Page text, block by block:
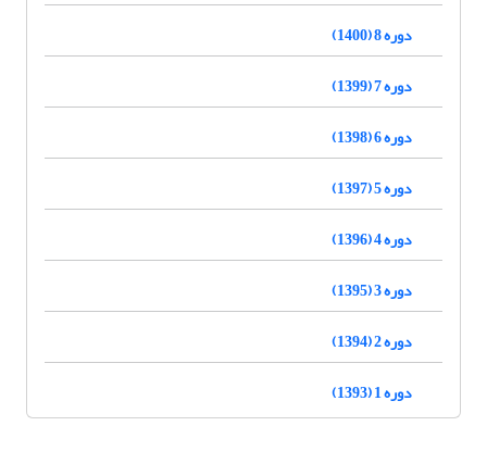
دوره 8 (1400)
دوره 7 (1399)
دوره 6 (1398)
دوره 5 (1397)
دوره 4 (1396)
دوره 3 (1395)
دوره 2 (1394)
دوره 1 (1393)